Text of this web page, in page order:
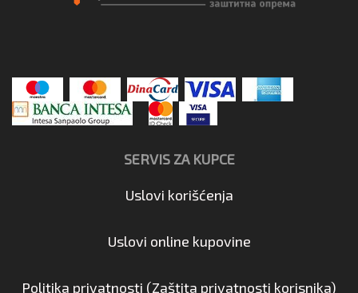
SERVIS ZA KUPCE
Uslovi korišćenja
Uslovi online kupovine
Politika privatnosti (Zaštita privatnosti korisnika)